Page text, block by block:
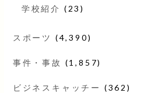
学校紹介 (23)
スポーツ (4,390)
事件・事故 (1,857)
ビジネスキャッチー (362)